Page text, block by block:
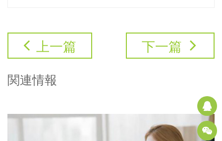
上一篇 下一篇
関連情報